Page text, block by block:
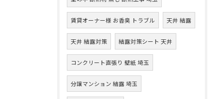
賃貸オーナー様 お香臭 トラブル 天井 結露
天井 結露対策 結露対策シート 天井
コンクリート直張り 壁紙 埼玉
分譲マンション 結露 埼玉